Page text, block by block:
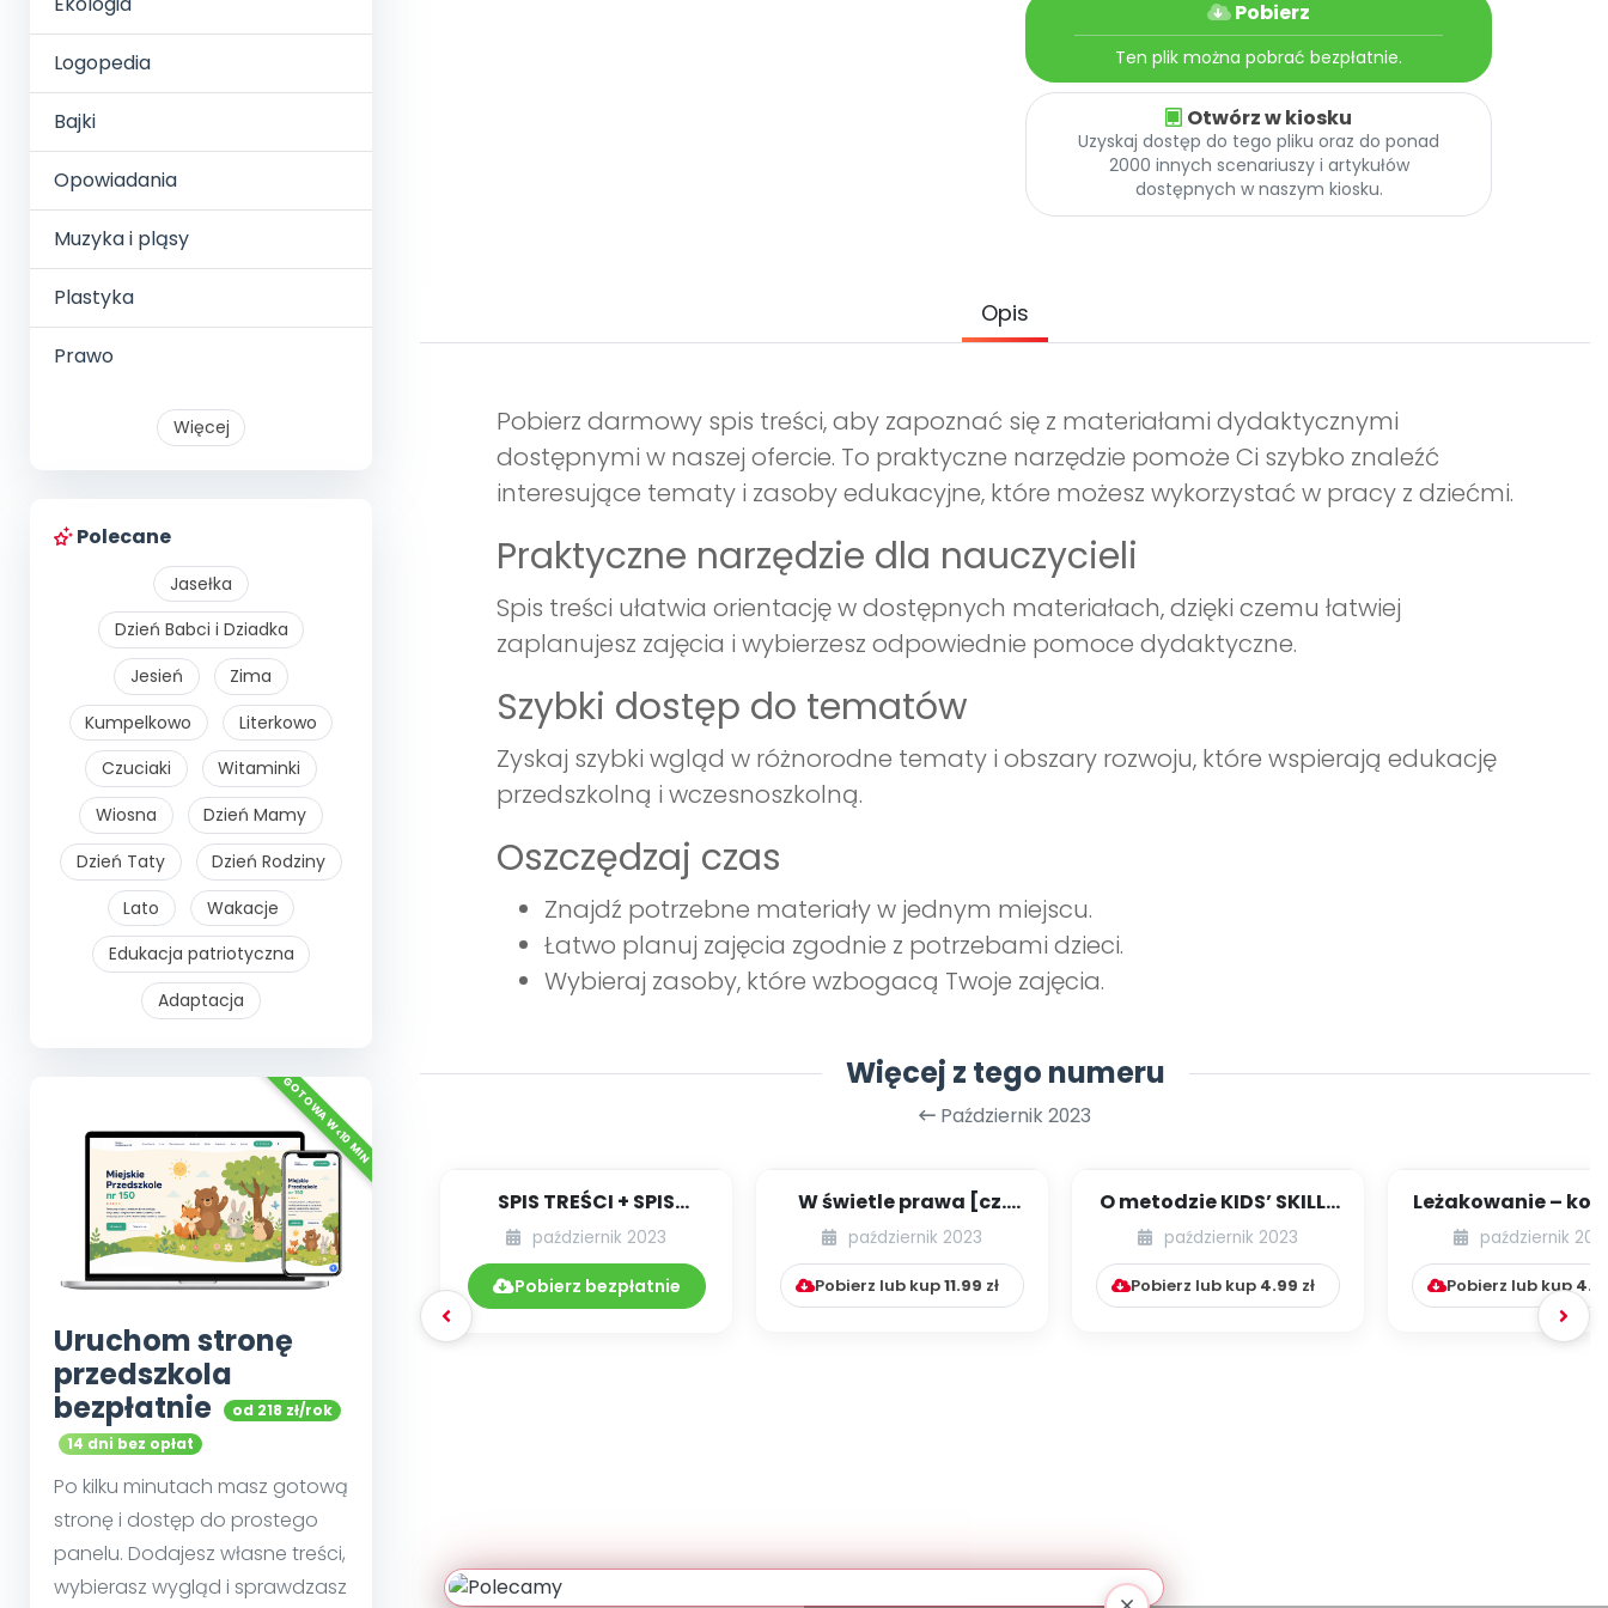
Logopedia
Bajki
Opowiadania
Muzyka i pląsy
Plastyka
Prawo
Więcej
Polecane
Jasełka
Dzień Babci i Dziadka
Jesień
Zima
Kumpelkowo
Literkowo
Czuciaki
Witaminki
Wiosna
Dzień Mamy
Dzień Taty
Dzień Rodziny
Lato
Wakacje
Edukacja patriotyczna
Adaptacja
Uruchom stronę
przedszkola
bezpłatnie
od 218 zł/rok
14 dni bez opłat
Po kilku minutach masz gotową
stronę i dostęp do prostego
panelu. Dodajesz własne treści,
wybierasz wygląd i sprawdzasz
Pobierz
Ten plik można pobrać bezpłatnie.
Otwórz w kiosku
Uzyskaj dostęp do tego pliku oraz do ponad
2000 innych scenariuszy i artykułów
dostępnych w naszym kiosku.
Opis
Pobierz darmowy spis treści, aby zapoznać się z materiałami dydaktycznymi
dostępnymi w naszej ofercie. To praktyczne narzędzie pomoże Ci szybko znaleźć
interesujące tematy i zasoby edukacyjne, które możesz wykorzystać w pracy z dziećmi.
Praktyczne narzędzie dla nauczycieli
Spis treści ułatwia orientację w dostępnych materiałach, dzięki czemu łatwiej
zaplanujesz zajęcia i wybierzesz odpowiednie pomoce dydaktyczne.
Szybki dostęp do tematów
Zyskaj szybki wgląd w różnorodne tematy i obszary rozwoju, które wspierają edukację
przedszkolną i wczesnoszkolną.
Oszczędzaj czas
Znajdź potrzebne materiały w jednym miejscu.
Łatwo planuj zajęcia zgodnie z potrzebami dzieci.
Wybieraj zasoby, które wzbogacą Twoje zajęcia.
Więcej z tego numeru
Październik 2023
SPIS TREŚCI + SPIS
POMOCY
DYDAKTYCZNYCH
10.265/2023
październik 2023
Pobierz bezpłatnie
W świetle prawa [cz.
63] [kącik eksperta]
październik 2023
Pobierz lub kup11.99 zł
O metodzie KIDS’ SKILLS
– DAM RADĘ! Bena
październik 2023
Pobierz lub kup 4.99 zł
Leżakowanie –
dzieci czy
październik
Pobierz lub kup